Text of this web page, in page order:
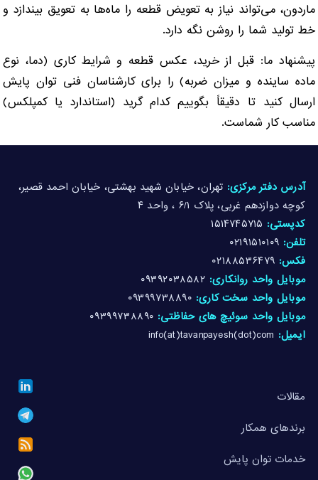
ماردون، می‌تواند نیاز به تعویض قطعه را ماه‌ها به تعویق بیندازد و
خط تولید شما را روشن نگه دارد.
پیشنهاد ما: قبل از خرید، عکس قطعه و شرایط کاری (دما، نوع
ماده ساینده و میزان ضربه) را برای کارشناسان فنی توان پایش
ارسال کنید تا دقیقاً بگوییم کدام گرید (استاندارد یا کمپلکس)
مناسب کار شماست.
مقالات
برندهای همکار
خدمات توان پایش
آدرس دفتر مرکزی: تهران، خیابان شهید بهشتی، خیابان احمد قصیر،
کوچه دوازدهم غربی، پلاک ۶/۱ ، واحد ۴
کدپستی: ۱۵۱۴۷۴۵۷۱۵
تلفن: ۰۲۱۹۱۵۱۰۱۰۹
فکس: ۰۲۱۸۸۵۳۶۴۷۹
موبایل واحد روانکاری: ۰۹۳۹۲۰۳۸۵۸۲
موبایل واحد سخت کاری: ۰۹۳۹۹۷۳۸۸۹۰
موبایل واحد سوئیچ های حفاظتی: ۰۹۳۹۹۷۳۸۸۹۰
ایمیل: info(at)tavanpayesh(dot)com